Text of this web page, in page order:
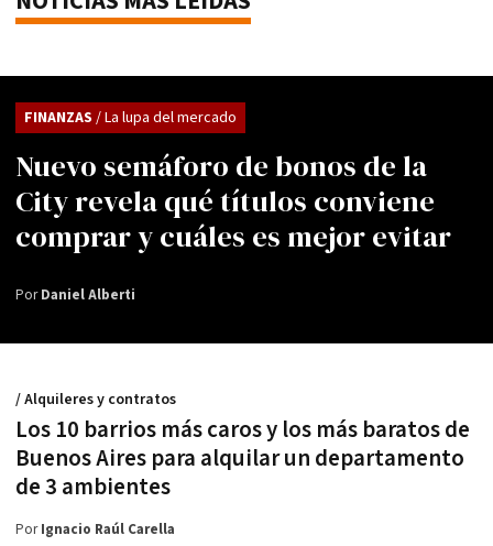
Nuevo semáforo de bonos de la
City revela qué títulos conviene
comprar y cuáles es mejor evitar
FINANZAS / La lupa del mercado
PorDaniel Alberti
Los 10 barrios más caros y los más baratos de
Buenos Aires para alquilar un departamento
de 3 ambientes
/ Alquileres y contratos
PorIgnacio Raúl Carella